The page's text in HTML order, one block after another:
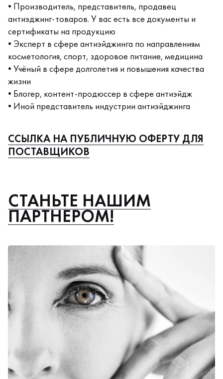
• Производитель, представитель, продавец
антиэджинг-товаров. У вас есть все документы и
сертификаты на продукцию
• Эксперт в сфере антиэйджинга по направлениям
косметология, спорт, здоровое питание, медицина
• Учёный в сфере долголетия и повышения качества
жизни
• Блогер, контент-продюссер в сфере антиэйдж
• Иной представитель индустрии антиэйджинга
ССЫЛКА НА ПУБЛИЧНУЮ ОФЕРТУ ДЛЯ
ПОСТАВЩИКОВ
СТАНЬТЕ НАШИМ
ПАРТНЕРОМ!